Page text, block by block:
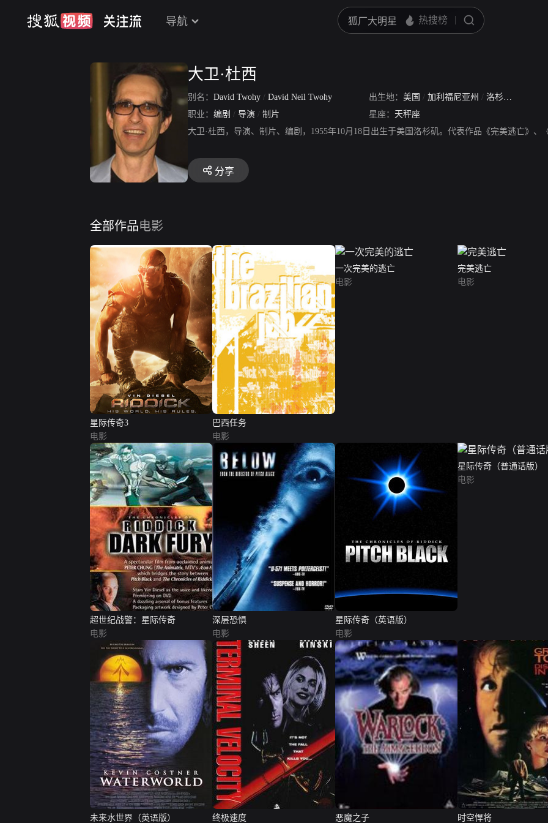
导航
大卫·杜西
别名： David Twohy / David Neil Twohy 出生地： 美国 / 加利福尼亚州 / 洛杉矶县
职业： 编剧 / 导演 / 制片 星座： 天秤座
大卫·杜西，导演、制片、编剧，1955年10月18日出生于美国洛杉矶。代表作品《完美逃亡》、
分享
全部作品电影
星际传奇3
电影
巴西任务
电影
一次完美的逃亡
电影
完美逃亡
电影
超世纪战警：星际传奇
电影
深层恐惧
电影
星际传奇（英语版）
电影
星际传奇（普通话版）
电影
未来水世界（英语版） 终极速度 恶魔之子 时空悍将